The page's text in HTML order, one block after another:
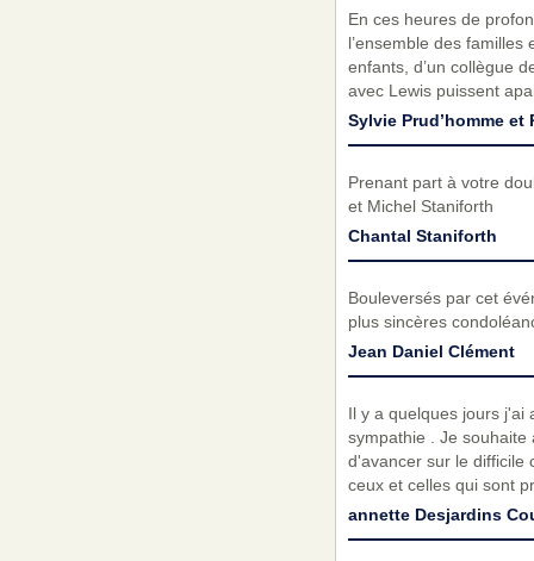
En ces heures de
l’ensemble des
enfants, d’un collègue
avec Lewis puissent
Sylvie Prud’homme et
Prenant part à votre
et Michel Staniforth
Chantal Staniforth
Bouleversés par cet
plus sincères
Jean Daniel Clément
Il y a quelques jours j'ai
sympathie . Je
d'avancer sur le difficile
ceux et celles qui sont
annette Desjardins